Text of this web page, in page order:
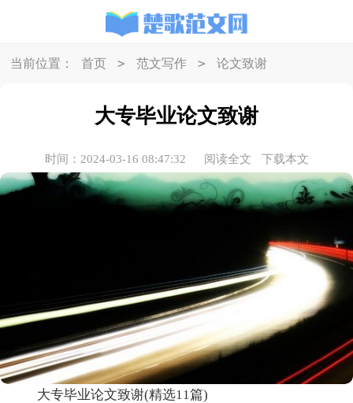
当前位置： 首页 > 范文写作 > 论文致谢
大专毕业论文致谢
时间：2024-03-16 08:47:32 阅读全文 下载本文
大专毕业论文致谢(精选11篇)